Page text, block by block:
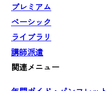
プレミアム
ベーシック
ライブラリ
講師派遣
関連メニュー